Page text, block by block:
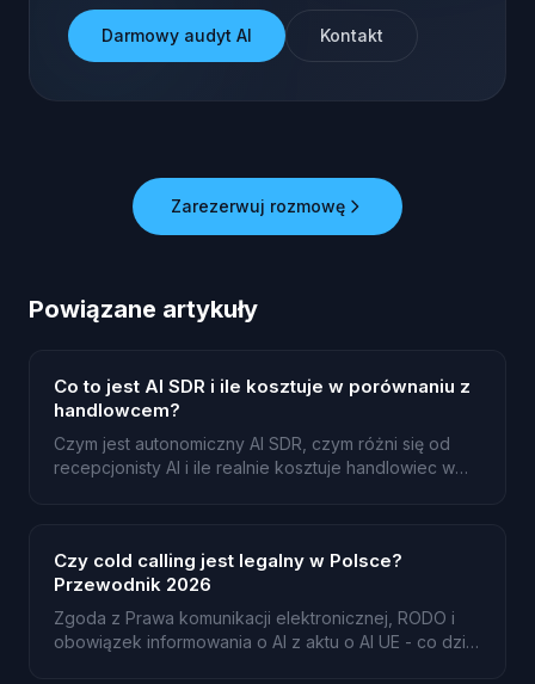
Darmowy audyt AI Kontakt
Zarezerwuj rozmowę
Powiązane artykuły
Co to jest AI SDR i ile kosztuje w porównaniu z
handlowcem?
Czym jest autonomiczny AI SDR, czym różni się od
recepcjonisty AI i ile realnie kosztuje handlowiec w
Czy cold calling jest legalny w Polsce?
Przewodnik 2026
Zgoda z Prawa komunikacji elektronicznej, RODO i
obowiązek informowania o AI z aktu o AI UE - co dziś